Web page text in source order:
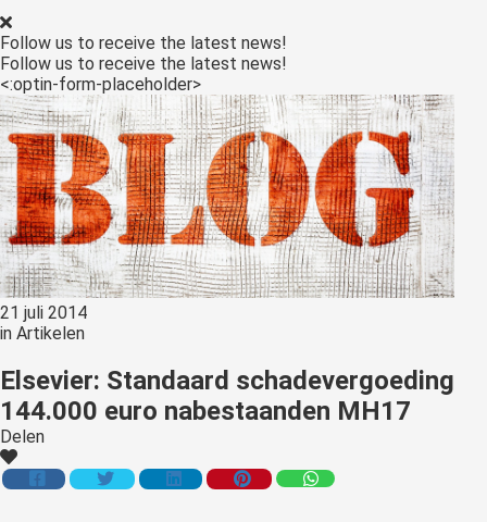
Follow us to receive the latest news!
Follow us to receive the latest news!
<:optin-form-placeholder>
21 juli 2014
in Artikelen
Elsevier: Standaard schadevergoeding
144.000 euro nabestaanden MH17
Delen